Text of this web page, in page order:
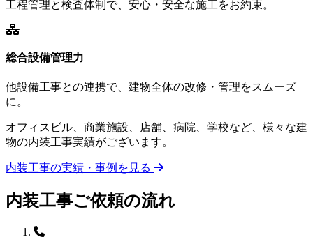
工程管理と検査体制で、安心・安全な施工をお約束。
総合設備管理力
他設備工事との連携で、建物全体の改修・管理をスムーズ
に。
オフィスビル、商業施設、店舗、病院、学校など、様々な建
物の内装工事実績がございます。
内装工事の実績・事例を見る
内装工事ご依頼の流れ